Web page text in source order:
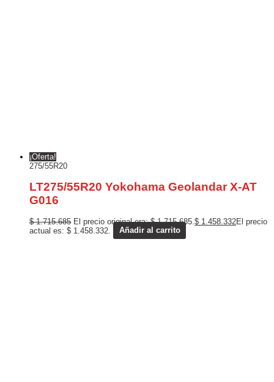
¡Oferta!
275/55R20
LT275/55R20 Yokohama Geolandar X-AT
G016
$1.715.685 El precio original era: $ 1.715.685. $ 1.458.332El precio
actual es: $ 1.458.332.
Añadir al carrito